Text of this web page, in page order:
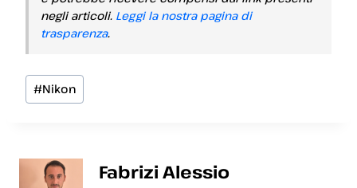
negli articoli. Leggi la nostra pagina di
trasparenza.
Tag
articolo:
#Nikon
Fabrizi Alessio